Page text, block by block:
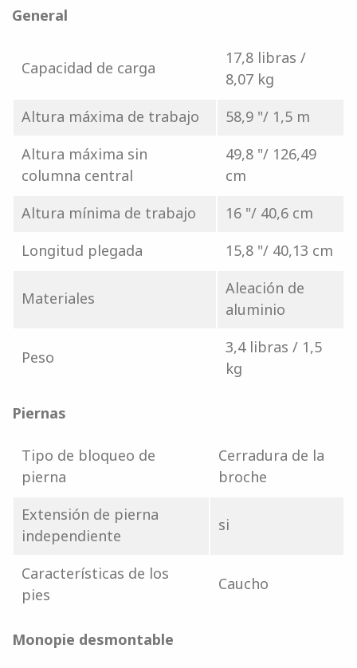
General
Capacidad de carga
17,8 libras /
8,07 kg
Altura máxima de trabajo
58,9 "/ 1,5 m
Altura máxima sin
columna central
49,8 "/ 126,49
cm
Altura mínima de trabajo
16 "/ 40,6 cm
Longitud plegada
15,8 "/ 40,13 cm
Materiales
Aleación de
aluminio
Peso
3,4 libras / 1,5
kg
Piernas
Tipo de bloqueo de
pierna
Cerradura de la
broche
Extensión de pierna
independiente
si
Características de los
pies
Caucho
Monopie desmontable